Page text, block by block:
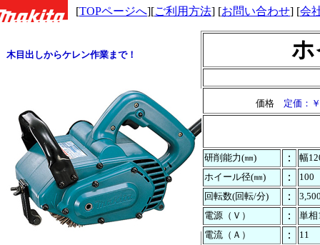
木目出しからケレン作業まで！ ホ
価格 定価：
研削能力(㎜) ：
幅
ホイール径(㎜)
：
100
回転数(回転/分)
：
電源（Ｖ）
：
単相
電流（Ａ）
：
11
[TOPページへ][ご利用方法] [お問い合わせ] [会